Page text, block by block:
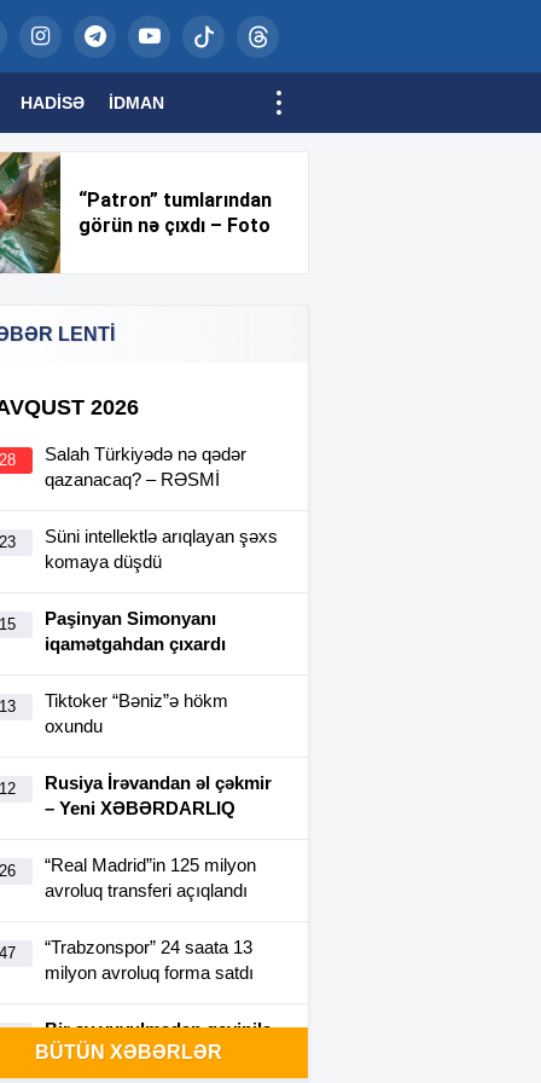
HADISƏ İDMAN
“Patron” tumlarından
görün nə çıxdı – Foto
LENTİ
2026
Salah Türkiyədə nə qədər
qazanacaq? – RƏSMİ
Süni intellektlə arıqlayan şəxs
komaya düşdü
Paşinyan Simonyanı
iqamətgahdan çıxardı
Tiktoker “Bəniz”ə hökm
oxundu
Rusiya İrəvandan əl çəkmir
– Yeni XƏBƏRDARLIQ
“Real Madrid”in 125 milyon
avroluq transferi açıqlandı
“Trabzonspor” 24 saata 13
milyon avroluq forma satdı
Bir ay yuyulmadan geyinilə
bilən futbolka yaradıldı-
BÜTÜN XƏBƏRLƏR